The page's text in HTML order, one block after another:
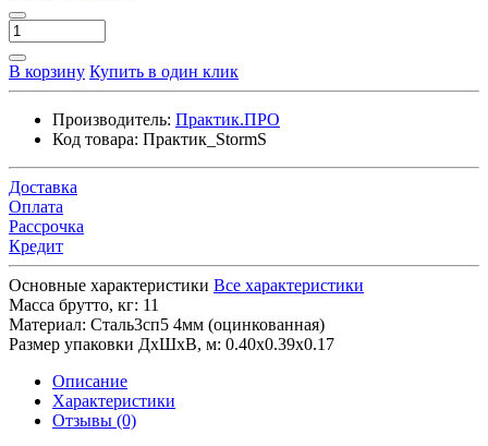
В корзину Купить в один клик
Производитель: Практик.ПРО
Код товара: Практик_StormS
Доставка
Оплата
Рассрочка
Кредит
Основные характеристики Все характеристики
Масса брутто, кг: 11
Материал: Сталь3сп5 4мм (оцинкованная)
Размер упаковки ДхШхВ, м: 0.40х0.39х0.17
Описание
Характеристики
Отзывы (0)